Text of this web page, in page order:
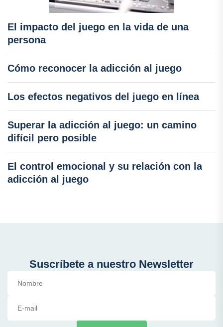
El impacto del juego en la vida de una
persona
Cómo reconocer la adicción al juego
Los efectos negativos del juego en línea
Superar la adicción al juego: un camino
difícil pero posible
El control emocional y su relación con la
adicción al juego
Suscríbete a nuestro Newsletter